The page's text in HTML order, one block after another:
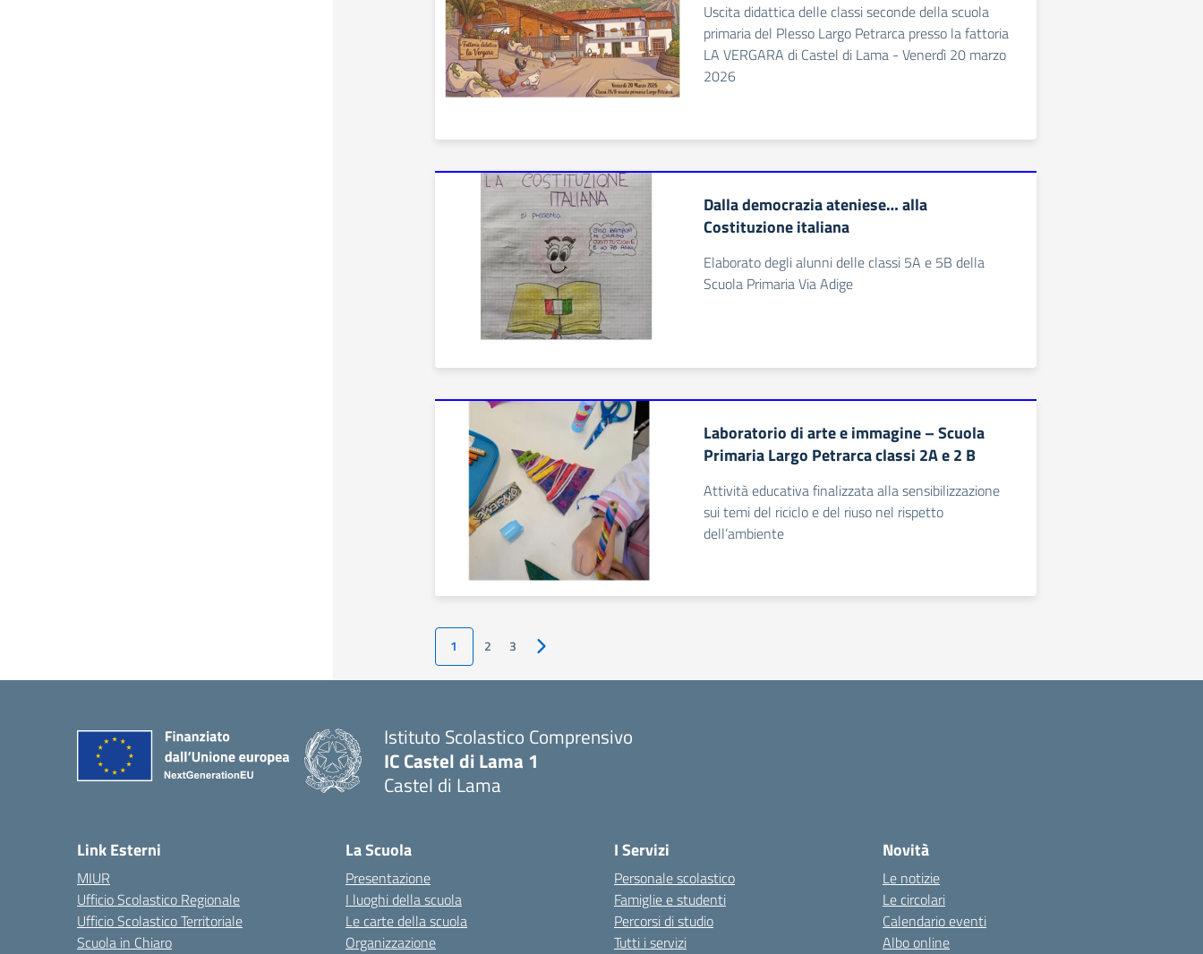
Uscita didattica delle classi seconde della scuola
primaria del Plesso Largo Petrarca presso la fattoria
LA VERGARA di Castel di Lama - Venerdì 20 marzo
2026
Dalla democrazia ateniese… alla
Costituzione italiana
Elaborato degli alunni delle classi 5A e 5B della
Scuola Primaria Via Adige
Laboratorio di arte e immagine – Scuola
Primaria Largo Petrarca classi 2A e 2 B
Attività educativa finalizzata alla sensibilizzazione
sui temi del riciclo e del riuso nel rispetto
dell’ambiente
1 2 3 Pagina successiva
Istituto Scolastico Comprensivo
IC Castel di Lama 1
Castel di Lama
Link Esterni
MIUR
Ufficio Scolastico Regionale
Ufficio Scolastico Territoriale
Scuola in Chiaro
La Scuola
Presentazione
I luoghi della scuola
Le carte della scuola
Organizzazione
I Servizi
Personale scolastico
Famiglie e studenti
Percorsi di studio
Tutti i servizi
Novità
Le notizie
Le circolari
Calendario eventi
Albo online